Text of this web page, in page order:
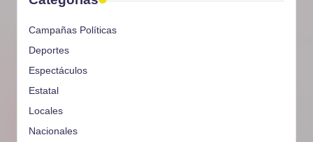
Campañas Políticas
Deportes
Espectáculos
Estatal
Locales
Nacionales